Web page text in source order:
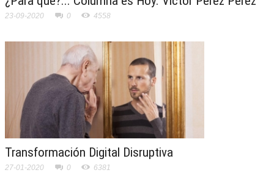
23-09-2020 0 4558
Transformación Digital Disruptiva
27-01-2020 0 6381